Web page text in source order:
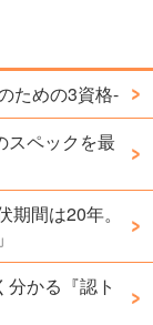
ための3資格-
スペックを最
間は20年。
かる『認ト